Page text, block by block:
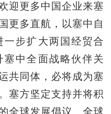
迎更多中国企业来塞
更多直航，以塞中自
步扩大两国经贸合
中全面战略伙伴关
共同体，必将成为塞
塞方坚定支持并将积
全球发展倡议、全球